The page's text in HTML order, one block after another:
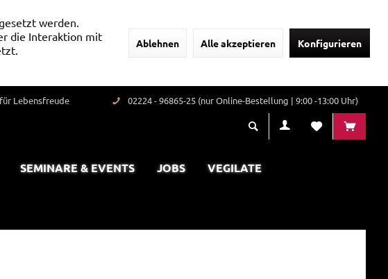
werden.
die Interaktion mit
Ablehnen Alle akzeptieren Konfigurieren
Lebensfreude 02224 - 96865-25 (nur Online-Bestellung | 9:00 -13:00 Uhr)
SEMINARE & EVENTS JOBS VEGILATE